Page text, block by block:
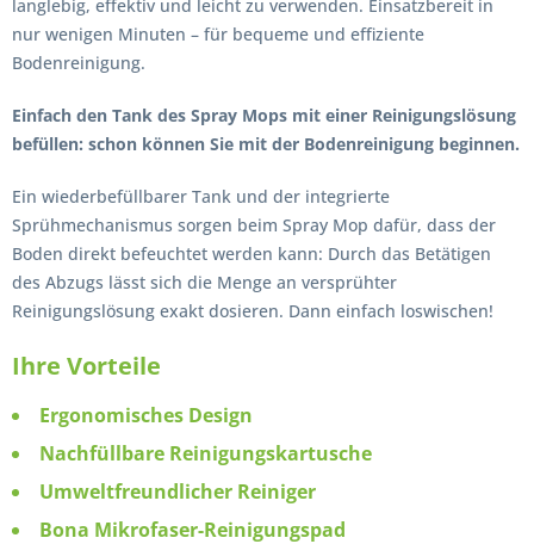
langlebig, effektiv und leicht zu verwenden. Einsatzbereit in
nur wenigen Minuten – für bequeme und effiziente
Bodenreinigung.
Einfach den Tank des Spray Mops mit einer Reinigungslösung
befüllen: schon können Sie mit der Bodenreinigung beginnen.
Ein wiederbefüllbarer Tank und der integrierte
Sprühmechanismus sorgen beim Spray Mop dafür, dass der
Boden direkt befeuchtet werden kann: Durch das Betätigen
des Abzugs lässt sich die Menge an versprühter
Reinigungslösung exakt dosieren. Dann einfach loswischen!
Ihre Vorteile
Ergonomisches Design
Nachfüllbare Reinigungskartusche
Umweltfreundlicher Reiniger
Bona Mikrofaser-Reinigungspad